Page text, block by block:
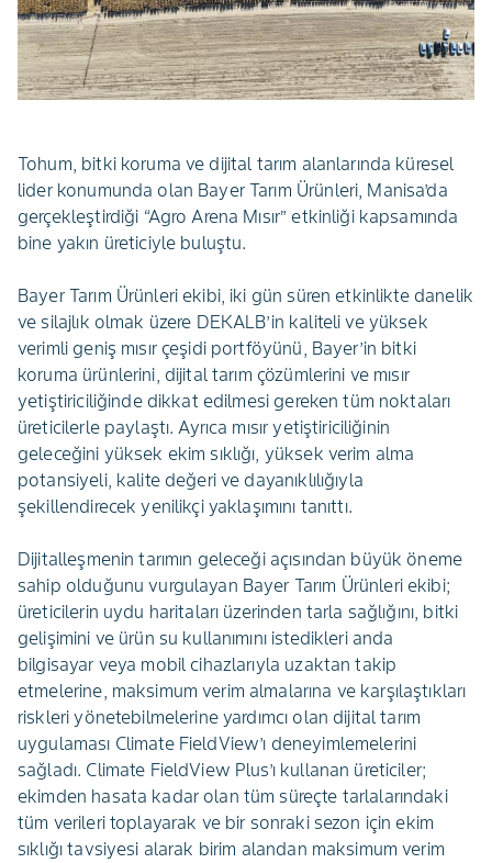
Tohum, bitki koruma ve dijital tarım alanlarında küresel
lider konumunda olan Bayer Tarım Ürünleri, Manisa’da
gerçekleştirdiği “Agro Arena Mısır” etkinliği kapsamında
bine yakın üreticiyle buluştu.
Bayer Tarım Ürünleri ekibi, iki gün süren etkinlikte danelik
ve silajlık olmak üzere DEKALB’in kaliteli ve yüksek
verimli geniş mısır çeşidi portföyünü, Bayer’in bitki
koruma ürünlerini, dijital tarım çözümlerini ve mısır
yetiştiriciliğinde dikkat edilmesi gereken tüm noktaları
üreticilerle paylaştı. Ayrıca mısır yetiştiriciliğinin
geleceğini yüksek ekim sıklığı, yüksek verim alma
potansiyeli, kalite değeri ve dayanıklılığıyla
şekillendirecek yenilikçi yaklaşımını tanıttı.
Dijitalleşmenin tarımın geleceği açısından büyük öneme
sahip olduğunu vurgulayan Bayer Tarım Ürünleri ekibi;
üreticilerin uydu haritaları üzerinden tarla sağlığını, bitki
gelişimini ve ürün su kullanımını istedikleri anda
bilgisayar veya mobil cihazlarıyla uzaktan takip
etmelerine, maksimum verim almalarına ve karşılaştıkları
riskleri yönetebilmelerine yardımcı olan dijital tarım
uygulaması Climate FieldView’ı deneyimlemelerini
sağladı. Climate FieldView Plus’ı kullanan üreticiler;
ekimden hasata kadar olan tüm süreçte tarlalarındaki
tüm verileri toplayarak ve bir sonraki sezon için ekim
sıklığı tavsiyesi alarak birim alandan maksimum verim